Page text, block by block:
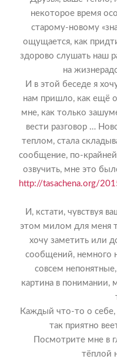
некоторое время
старому-новому
ощущается, как
здорово слушать наш
на
И в этой беседе я
нам пришло, как ещё
мне, как только
вести разговор …
теплом, стала
сообщение, по-
озвучить, мне это
http://tasachena.org/
И, кстати, чувствуя
этом милом для меня
хочу заметить или
сообщений, немного
совсем
картина в понимании,
Каждый что-то о себе,
так приятно
Посмотрите мне в
тёплой